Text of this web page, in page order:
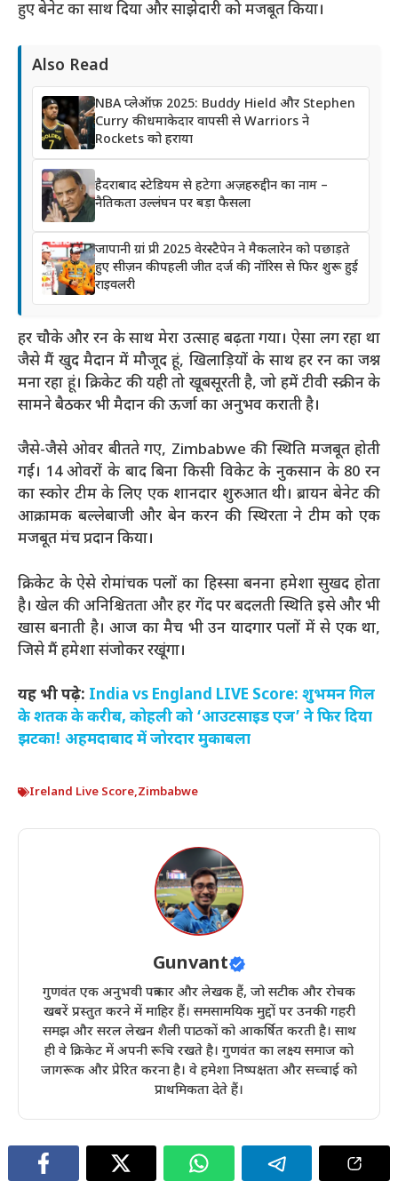
हुए बेनेट का साथ दिया और साझेदारी को मजबूत किया।
Also Read
NBA प्लेऑफ़ 2025: Buddy Hield और Stephen
Curry की धमाकेदार वापसी से Warriors ने
Rockets को हराया
हैदराबाद स्टेडियम से हटेगा अज़हरुद्दीन का नाम –
नैतिकता उल्लंघन पर बड़ा फैसला
जापानी ग्रां प्री 2025 वेरस्टैपेन ने मैकलारेन को पछाड़ते
हुए सीज़न की पहली जीत दर्ज की, नॉरिस से फिर शुरू हुई
राइवलरी
हर चौके और रन के साथ मेरा उत्साह बढ़ता गया। ऐसा लग रहा था
जैसे मैं खुद मैदान में मौजूद हूं, खिलाड़ियों के साथ हर रन का जश्न
मना रहा हूं। क्रिकेट की यही तो खूबसूरती है, जो हमें टीवी स्क्रीन के
सामने बैठकर भी मैदान की ऊर्जा का अनुभव कराती है।
जैसे-जैसे ओवर बीतते गए, Zimbabwe की स्थिति मजबूत होती
गई। 14 ओवरों के बाद बिना किसी विकेट के नुकसान के 80 रन
का स्कोर टीम के लिए एक शानदार शुरुआत थी। ब्रायन बेनेट की
आक्रामक बल्लेबाजी और बेन करन की स्थिरता ने टीम को एक
मजबूत मंच प्रदान किया।
क्रिकेट के ऐसे रोमांचक पलों का हिस्सा बनना हमेशा सुखद होता
है। खेल की अनिश्चितता और हर गेंद पर बदलती स्थिति इसे और भी
खास बनाती है। आज का मैच भी उन यादगार पलों में से एक था,
जिसे मैं हमेशा संजोकर रखूंगा।
यह भी पढ़े: India vs England LIVE Score: शुभमन गिल
के शतक के करीब, कोहली को ‘आउटसाइड एज’ ने फिर दिया
झटका! अहमदाबाद में जोरदार मुकाबला
Ireland Live Score,Zimbabwe
Gunvant
गुणवंत एक अनुभवी पत्रकार और लेखक हैं, जो सटीक और रोचक
खबरें प्रस्तुत करने में माहिर हैं। समसामयिक मुद्दों पर उनकी गहरी
समझ और सरल लेखन शैली पाठकों को आकर्षित करती है। साथ
ही वे क्रिकेट में अपनी रूचि रखते है। गुणवंत का लक्ष्य समाज को
जागरूक और प्रेरित करना है। वे हमेशा निष्पक्षता और सच्चाई को
प्राथमिकता देते हैं।